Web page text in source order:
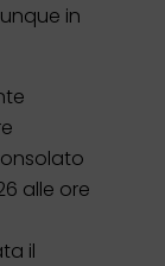
in
alle ore
il